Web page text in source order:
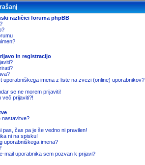
različici foruma phpBB
in registracijo
uporabniškega imena z liste na zvezi (online) uporabnikov?
se ne morem prijaviti!
več prijaviti?!
nastavitve?
pas, čas pa je še vedno ni pravilen!
ni na spisku!
uporabniškega imena?
mail uporabnika sem pozvan k prijavi?